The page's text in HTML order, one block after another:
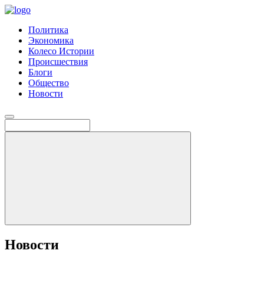
Политика
Экономика
Колесо Истории
Происшествия
Блоги
Общество
Новости
Новости